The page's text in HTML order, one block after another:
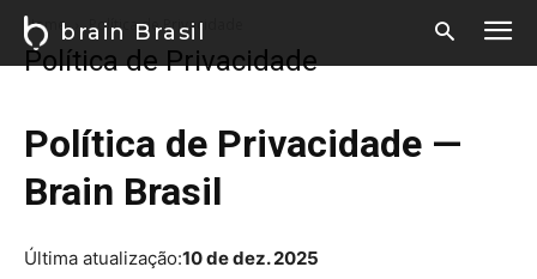
brain Brasil
Home Política de Privacidade
Política de Privacidade
Política de Privacidade —
Brain Brasil
Última atualização:10 de dez. 2025